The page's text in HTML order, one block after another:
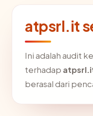
atpsrl.it
Ini adalah audit
terhadap
berasal dari